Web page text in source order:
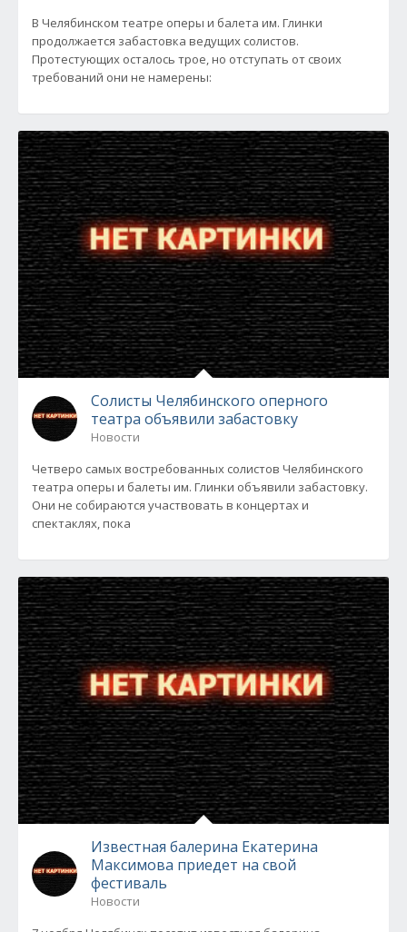
В Челябинском театре оперы и балета им. Глинки
продолжается забастовка ведущих солистов.
Протестующих осталось трое, но отступать от своих
требований они не намерены:
Солисты Челябинского оперного
театра объявили забастовку
Новости
Четверо самых востребованных солистов Челябинского
театра оперы и балеты им. Глинки объявили забастовку.
Они не собираются участвовать в концертах и
спектаклях, пока
Известная балерина Екатерина
Максимова приедет на свой
фестиваль
Новости